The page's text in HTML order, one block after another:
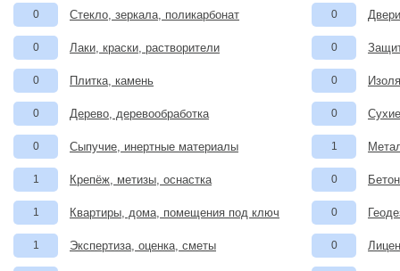
0 Стекло, зеркала, поликарбонат 0
0 Лаки, краски, растворители 0
0 Плитка, камень 0
0 Дерево, деревообработка 0
0 Сыпучие, инертные материалы 1
1 Крепёж, метизы, оснастка 0
1 Квартиры, дома, помещения под ключ 0
1 Экспертиза, оценка, сметы 0